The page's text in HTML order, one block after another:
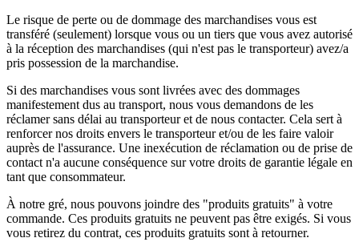
Le risque de perte ou de dommage des marchandises vous est
transféré (seulement) lorsque vous ou un tiers que vous avez autorisé
à la réception des marchandises (qui n'est pas le transporteur) avez/a
pris possession de la marchandise.
Si des marchandises vous sont livrées avec des dommages
manifestement dus au transport, nous vous demandons de les
réclamer sans délai au transporteur et de nous contacter. Cela sert à
renforcer nos droits envers le transporteur et/ou de les faire valoir
auprès de l'assurance. Une inexécution de réclamation ou de prise de
contact n'a aucune conséquence sur votre droits de garantie légale en
tant que consommateur.
À notre gré, nous pouvons joindre des "produits gratuits" à votre
commande. Ces produits gratuits ne peuvent pas être exigés. Si vous
vous retirez du contrat, ces produits gratuits sont à retourner.